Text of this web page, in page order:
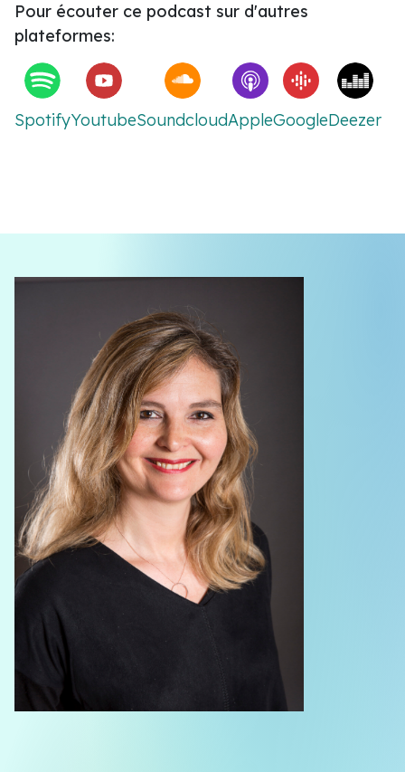
Pour écouter ce podcast sur d'autres
plateformes:
SpotifyYoutubeSoundcloudAppleGoogleDeezer